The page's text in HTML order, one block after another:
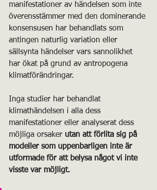
manifestationer av händelsen som inte
överensstämmer med den dominerande
konsensusen har behandlats som
antingen naturlig variation eller
sällsynta händelser vars sannolikhet
har ökat på grund av antropogena
klimatförändringar.
Inga studier har behandlat
klimathändelsen i alla dess
manifestationer eller analyserat dess
möjliga orsaker utan att förlita sig på
modeller som uppenbarligen inte är
utformade för att belysa något vi inte
visste var möjligt.